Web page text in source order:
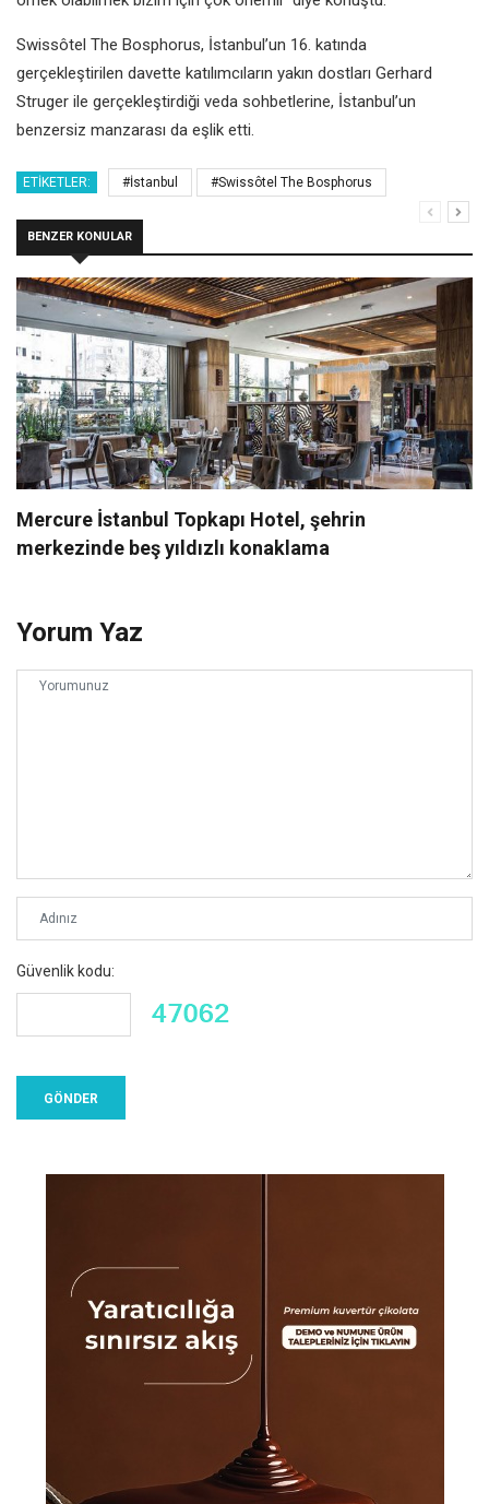
Swissôtel The Bosphorus, İstanbul’un 16. katında
gerçekleştirilen davette katılımcıların yakın dostları Gerhard
Struger ile gerçekleştirdiği veda sohbetlerine, İstanbul’un
benzersiz manzarası da eşlik etti.
ETIKETLER: #İstanbul #Swissôtel The Bosphorus
BENZER KONULAR
Mercure İstanbul Topkapı Hotel, şehrin
merkezinde beş yıldızlı konaklama
Yorum Yaz
Güvenlik kodu: